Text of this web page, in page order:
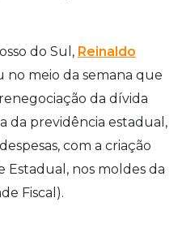
do Sul, Reinaldo
no meio da semana que
da dívida
da previdência estadual,
com a criação
Estadual, nos moldes da
Fiscal).